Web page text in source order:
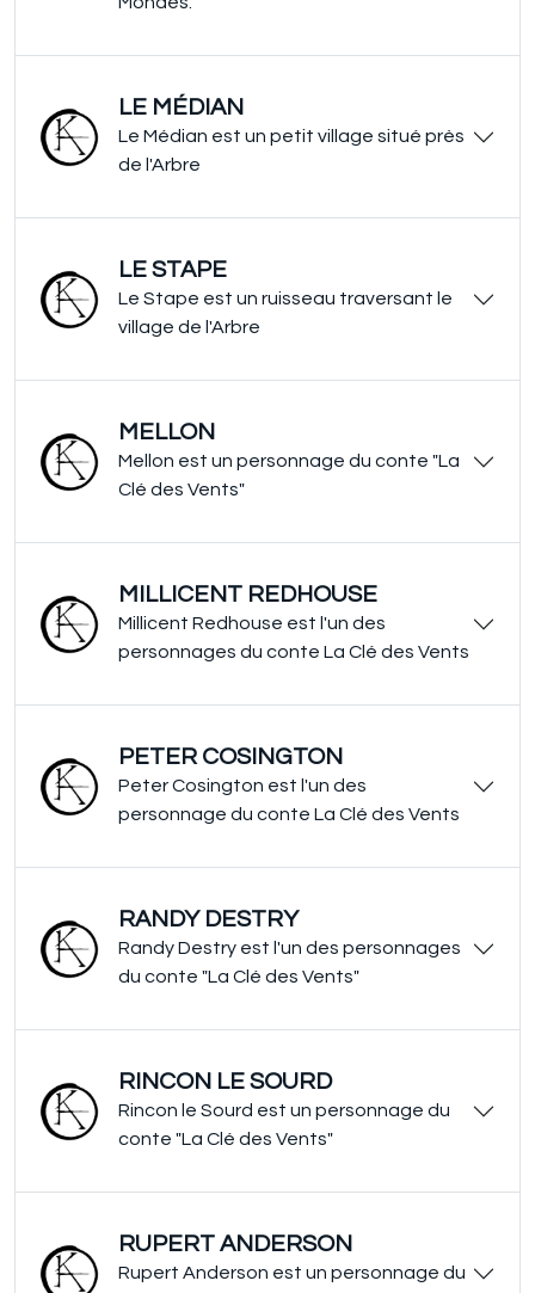
LE MÉDIAN
Le Médian est un petit village situé près
de l'Arbre
LE STAPE
Le Stape est un ruisseau traversant le
village de l'Arbre
MELLON
Mellon est un personnage du conte "La
Clé des Vents"
MILLICENT REDHOUSE
Millicent Redhouse est l'un des
personnages du conte La Clé des Vents
PETER COSINGTON
Peter Cosington est l'un des
personnage du conte La Clé des Vents
RANDY DESTRY
Randy Destry est l'un des personnages
du conte "La Clé des Vents"
RINCON LE SOURD
Rincon le Sourd est un personnage du
conte "La Clé des Vents"
RUPERT ANDERSON
Rupert Anderson est un personnage du